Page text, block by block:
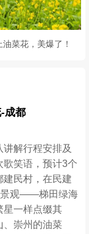
菜花，美爆了！
成都
解行程安排及
歌笑语，预计3个
建民村，在民建
景观——梯田绿海
星一样点缀其
、崇州的油菜